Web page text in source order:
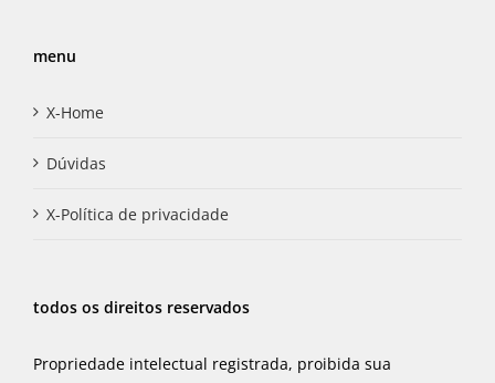
menu
X-Home
Dúvidas
X-Política de privacidade
todos os direitos reservados
Propriedade intelectual registrada, proibida sua